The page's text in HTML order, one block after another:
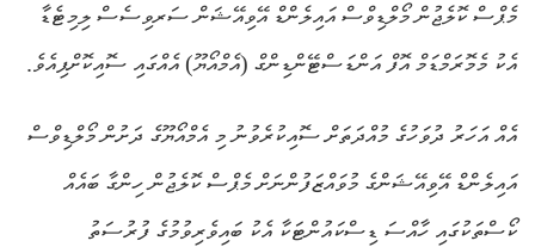
މެޕްސް ކޮލެޖުން މޯލްޑިވްސް އައިލެންޑް އޭވިއޭޝަން ސަރވިސެސް ލިމިޓެޑާ
އެކު މެމޮރަމްޑަމް އޮފް އަންޑަސްޓޭންޑިންގް (އެމްއޯޔޫ) އެއްގައި ސޮއިކޮށްފިއެވެ.
އެއް އަހަރު ދުވަހުގެ މުއްދަތަށް ސޮއިކުރެވުނު މި އެމްއޯޔޫގެ ދަށުން މޯލްޑިވްސް
އައިލެންޑް އޭވިއޭޝަންގެ މުވައްޒަފުންނަށް މެޕްސް ކޮލެޖުން ހިންގާ ބައެއް
ކޯސްތަކުގައި ހާއްސަ ޑިސްކައުންޓަކާ އެކު ބައިވެރިވުމުގެ ފުރުސަތު